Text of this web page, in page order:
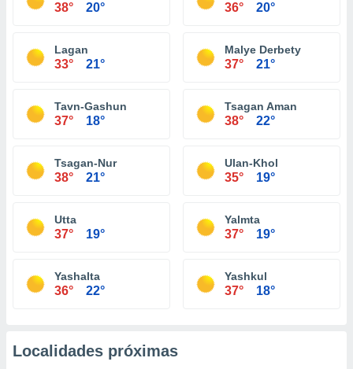
38° 20° 36° 20°
Lagan
33° 21°
Malye Derbety
37° 21°
Tavn-Gashun
37° 18°
Tsagan Aman
38° 22°
Tsagan-Nur
38° 21°
Ulan-Khol
35° 19°
Utta
37° 19°
Yalmta
37° 19°
Yashalta
36° 22°
Yashkul
37° 18°
Localidades próximas